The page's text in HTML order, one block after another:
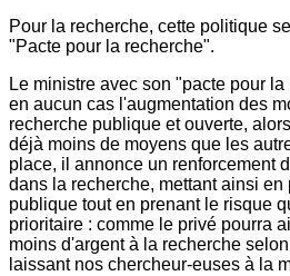
Pour la recherche, cette politique
"Pacte pour la recherche".
Le ministre avec son "pacte pour
en aucun cas l'augmentation des
recherche publique et ouverte,
déjà moins de moyens que les
place, il annonce un renforcement
dans la recherche, mettant ainsi
publique tout en prenant le risque
prioritaire : comme le privé pourra
moins d'argent à la recherche
laissant nos chercheur-euses à la